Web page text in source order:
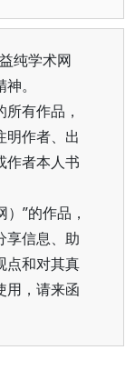
纯学术网
。
有作品，
明作者、出
作者本人书
”的作品，
享信息、助
点和对其真
用，请来函